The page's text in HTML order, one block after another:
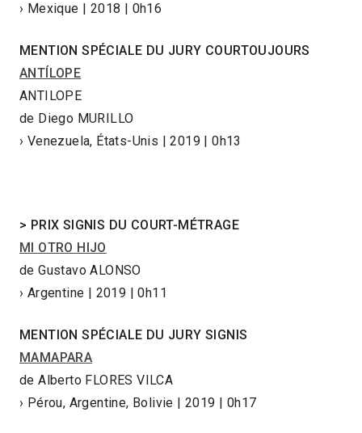
› Mexique | 2018 | 0h16
MENTION SPÉCIALE DU JURY COURTOUJOURS
ANTÍLOPE
ANTILOPE
de Diego MURILLO
› Venezuela, États-Unis | 2019 | 0h13
> PRIX SIGNIS DU COURT-MÉTRAGE
MI OTRO HIJO
de Gustavo ALONSO
› Argentine | 2019 | 0h11
MENTION SPÉCIALE DU JURY SIGNIS
MAMAPARA
de Alberto FLORES VILCA
› Pérou, Argentine, Bolivie | 2019 | 0h17